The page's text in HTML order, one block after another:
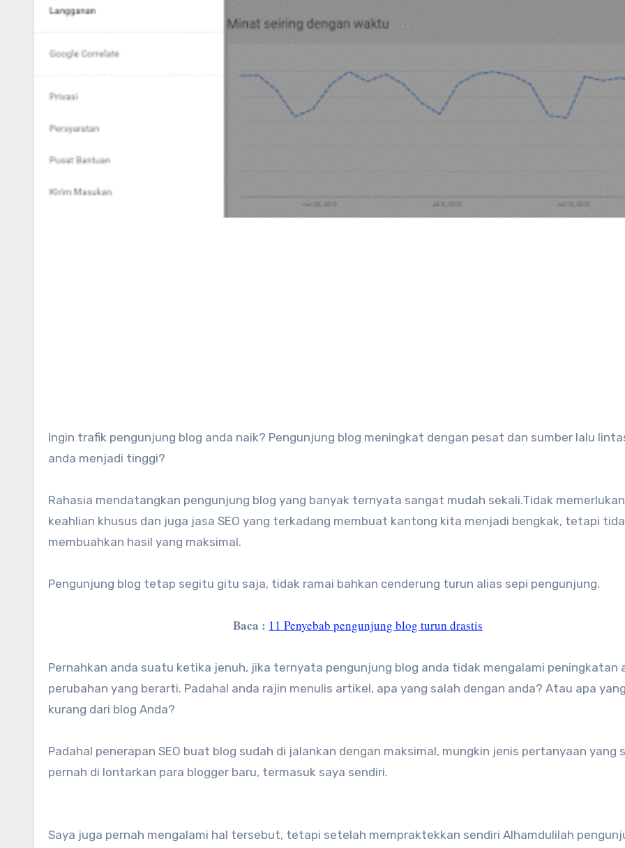
Ingin trafik pengunjung blog anda naik? Pengunjung blog meningkat dengan pesat dan sumber lalu
anda menjadi tinggi?
Rahasia mendatangkan pengunjung blog yang banyak ternyata sangat mudah sekali.Tidak memerlukan
keahlian khusus dan juga jasa SEO yang terkadang membuat kantong kita menjadi bengkak, tetapi
membuahkan hasil yang maksimal.
Pengunjung blog tetap segitu gitu saja, tidak ramai bahkan cenderung turun alias sepi pengunjung.
Baca : 11 Penyebab pengunjung blog turun drastis
Pernahkan anda suatu ketika jenuh, jika ternyata pengunjung blog anda tidak mengalami peningkatan
perubahan yang berarti. Padahal anda rajin menulis artikel, apa yang salah dengan anda? Atau apa
kurang dari blog Anda?
Padahal penerapan SEO buat blog sudah di jalankan dengan maksimal, mungkin jenis pertanyaan yang
pernah di lontarkan para blogger baru, termasuk saya sendiri.
Saya juga pernah mengalami hal tersebut, tetapi setelah mempraktekkan sendiri Alhamdulilah